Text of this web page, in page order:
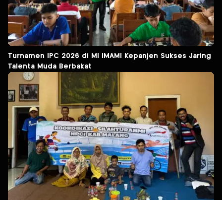
Turnamen IPC 2026 di MI IMAMI Kepanjen Sukses Jaring
Talenta Muda Berbakat